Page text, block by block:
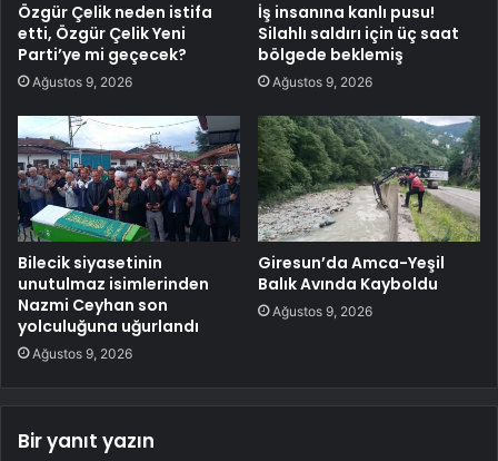
Özgür Çelik neden istifa
etti, Özgür Çelik Yeni
Parti’ye mi geçecek?
Ağustos 9, 2026
İş insanına kanlı pusu!
Silahlı saldırı için üç saat
bölgede beklemiş
Ağustos 9, 2026
Bilecik siyasetinin
unutulmaz isimlerinden
Nazmi Ceyhan son
yolculuğuna uğurlandı
Ağustos 9, 2026
Giresun’da Amca-Yeşil
Balık Avında Kayboldu
Ağustos 9, 2026
Bir yanıt yazın